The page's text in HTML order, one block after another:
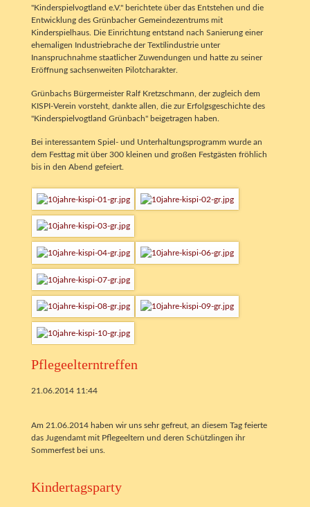
"Kinderspielvogtland e.V." berichtete über das Entstehen und die
Entwicklung des Grünbacher Gemeindezentrums mit
Kinderspielhaus. Die Einrichtung entstand nach Sanierung einer
ehemaligen Industriebrache der Textilindustrie unter
Inanspruchnahme staatlicher Zuwendungen und hatte zu seiner
Eröffnung sachsenweiten Pilotcharakter.
Grünbachs Bürgermeister Ralf Kretzschmann, der zugleich dem
KISPI-Verein vorsteht, dankte allen, die zur Erfolgsgeschichte des
"Kinderspielvogtland Grünbach" beigetragen haben.
Bei interessantem Spiel- und Unterhaltungsprogramm wurde an
dem Festtag mit über 300 kleinen und großen Festgästen fröhlich
bis in den Abend gefeiert.
Pflegeelterntreffen
21.06.2014 11:44
Am 21.06.2014 haben wir uns sehr gefreut, an diesem Tag feierte
das Jugendamt mit Pflegeeltern und deren Schützlingen ihr
Sommerfest bei uns.
Kindertagsparty